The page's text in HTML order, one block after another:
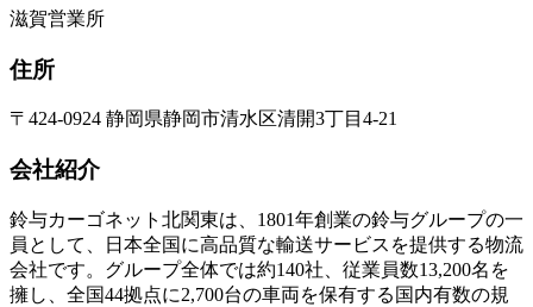
滋賀営業所
住所
〒424-0924 静岡県静岡市清水区清開3丁目4-21
会社紹介
鈴与カーゴネット北関東は、1801年創業の鈴与グループの一
員として、日本全国に高品質な輸送サービスを提供する物流
会社です。グループ全体では約140社、従業員数13,200名を
擁し、全国44拠点に2,700台の車両を保有する国内有数の規